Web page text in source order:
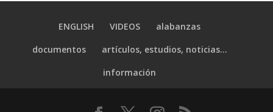
ENGLISH VIDEOS
alabanzas
documentos
artículos, estudios, noticias…
información